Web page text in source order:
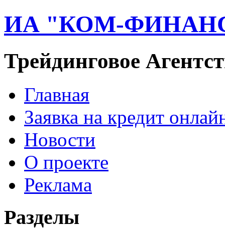
ИА "КОМ-
Трейдинговое
Главная
Заявка на кредит
Новости
О проекте
Реклама
Разделы